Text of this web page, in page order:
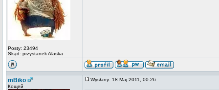
Posty: 23494
Skąd: przystanek Alaska
mBiko
Кощей
Wysłany: 18 Maj 2011, 00:26